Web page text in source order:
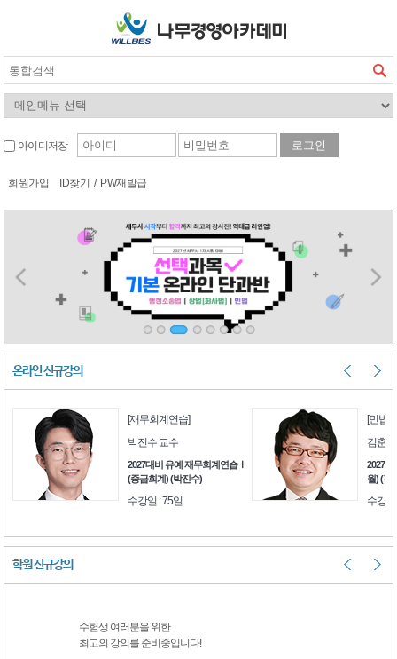
아이디저장
회원가입 ID찾기 / PW재발급
온라인 신규강의
[재무회계연습]
박진수 교수
2027대비 유예 재무회계연습Ⅰ
(중급회계) (박진수)
수강일 : 75일
[민법]
김춘
2027대
월) (김
수강
학원 신규강의
수험생 여러분을 위한
최고의 강의를 준비중입니다!